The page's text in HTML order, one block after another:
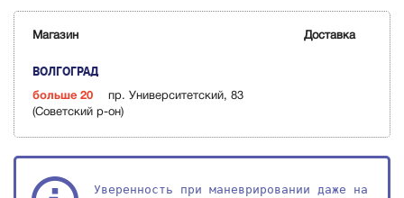
Магазин Доставка
ВОЛГОГРАД
больше 20
пр. Университетский, 83
(Советский р-он)
Уверенность при маневрировании даже на